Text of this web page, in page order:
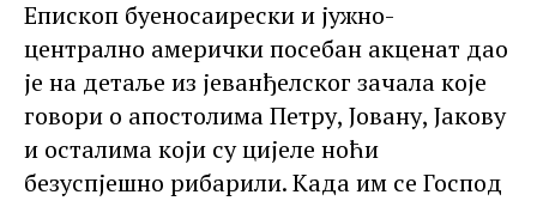
Епископ буеносаирески и јужно-
централно амерички посебан акценат дао
је на детаље из јеванђелског зачала које
говори о апостолима Петру, Јовану, Јакову
и осталима који су цијеле ноћи
безуспјешно рибарили. Када им се Господ